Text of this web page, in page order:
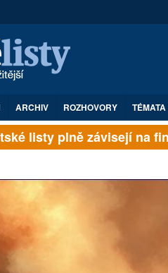
ARCHIV ROZHOVORY TÉMATA
listy plně závisejí na